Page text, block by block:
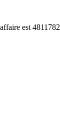
est